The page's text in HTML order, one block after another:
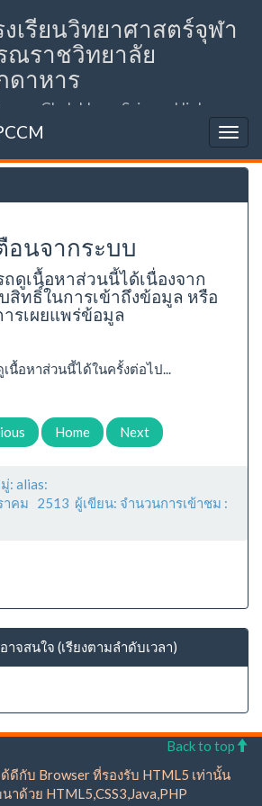
งเรียนวิทยาศาสตร์จุฬา
ณราชวิทยาลัย
ดาหาร
Chulabhorn Science High
Mukdahan (PCSHSM)
อนจากระบบ
ดูเนื้อหาส่วนนี้ได้เนื่องจาก
สิทธิ์ในการเข้าถึงข้อมูล หรือ
รเผยแพร่ข้อมูล
นื้อหาส่วนนี้ได้ในครั้งต่อไป...
Home Next
: alias:
คม 2513 ผู้เขียน: จำนวนการเข้าชม :
จสนใจ (เรียงตามลำดับเวลา)
Back to top
ดีกับ Browser ที่รองรับ HTML5 เท่านั้น
ด้วย HTML5,CSS3,Java,PHP